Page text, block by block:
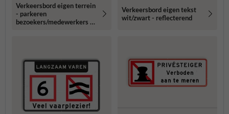
Verkeersbord eigen terrein
- parkeren
bezoekers/medewerkers -
Verkeersbord eigen tekst
wit/zwart - reflecterend